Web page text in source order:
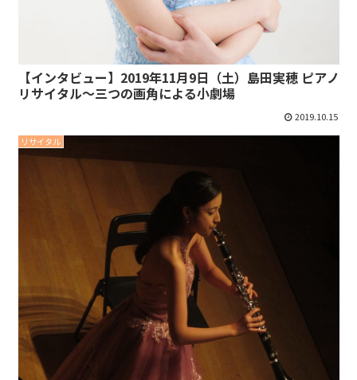
【インタビュー】2019年11月9日（土）島田実穂 ピアノ
リサイタル～三つの画角による小劇場
2019.10.15
リサイタル